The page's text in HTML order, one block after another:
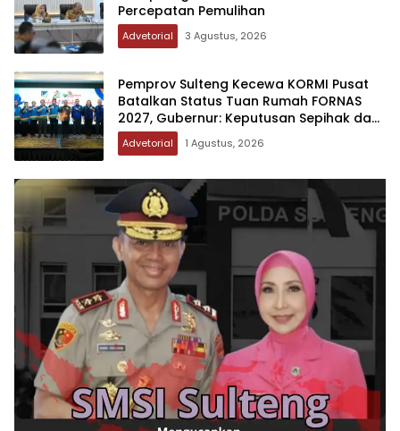
Percepatan Pemulihan
Advetorial 3 Agustus, 2026
Pemprov Sulteng Kecewa KORMI Pusat
Batalkan Status Tuan Rumah FORNAS
2027, Gubernur: Keputusan Sepihak dan
Tanpa Koordinasi
Advetorial 1 Agustus, 2026